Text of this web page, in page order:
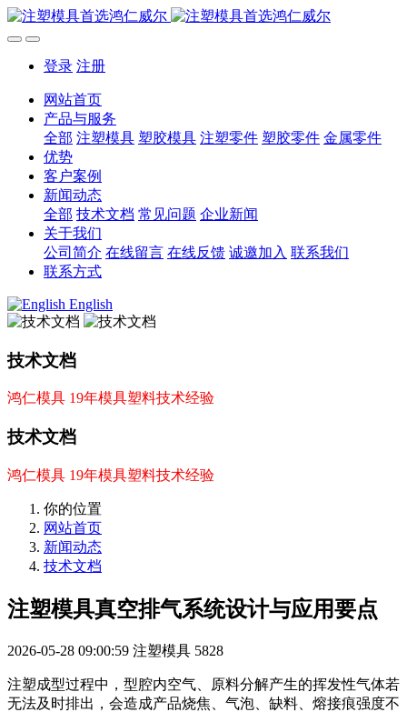
登录 注册
网站首页
产品与服务
全部 注塑模具 塑胶模具 注塑零件 塑胶零件 金属零件
优势
客户案例
新闻动态
全部 技术文档 常见问题 企业新闻
关于我们
公司简介 在线留言 在线反馈 诚邀加入 联系我们
联系方式
English
技术文档
鸿仁模具 19年模具塑料技术经验
技术文档
鸿仁模具 19年模具塑料技术经验
你的位置
网站首页
新闻动态
技术文档
注塑模具真空排气系统设计与应用要点
2026-05-28 09:00:59 注塑模具 5828
注塑成型过程中，型腔内空气、原料分解产生的挥发性气体若
无法及时排出，会造成产品烧焦、气泡、缺料、熔接痕强度不